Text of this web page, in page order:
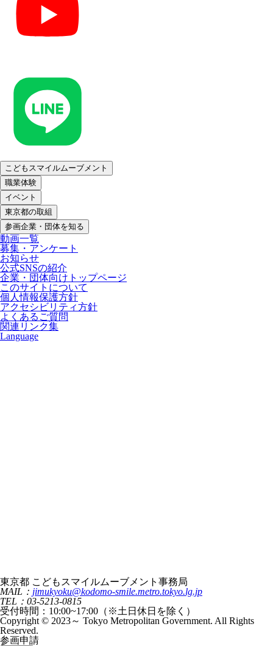
こどもスマイルムーブメント
職業体験
イベント
東京都の取組
参画企業・団体を知る
動画一覧
募集・アンケート
お知らせ
公式SNSの紹介
企業・団体向けトップページ
このサイトについて
個人情報保護方針
アクセシビリティ方針
よくあるご質問
関連リンク集
Language
東京都 こどもスマイルムーブメント事務局
MAIL： jimukyoku@kodomo-smile.metro.tokyo.lg.jp
TEL：03-5213-0815
受付時間：10:00~17:00（※土日休日を除く）
Copyright © 2023～ Tokyo Metropolitan Government. All Rights
Reserved.
参画申請